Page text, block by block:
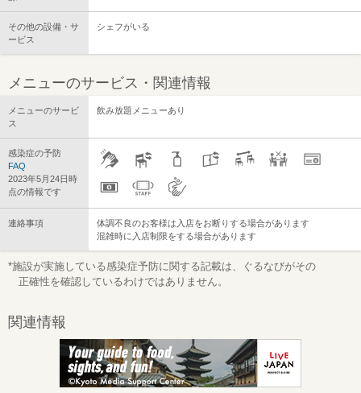
その他の設備・サ
ービス
シェフがいる
メニューのサービス・関連情報
メニューのサービ
ス
飲み放題メニューあり
感染症の予防
FAQ
2023年5月24日時
点の情報です
連絡事項
体調不良のお客様は入店をお断りする場合があります
混雑時に入店制限をする場合があります
*施設が実施している感染症予防に関する記載は、ぐるなびがその
正確性を確認しているわけではありません。
関連情報